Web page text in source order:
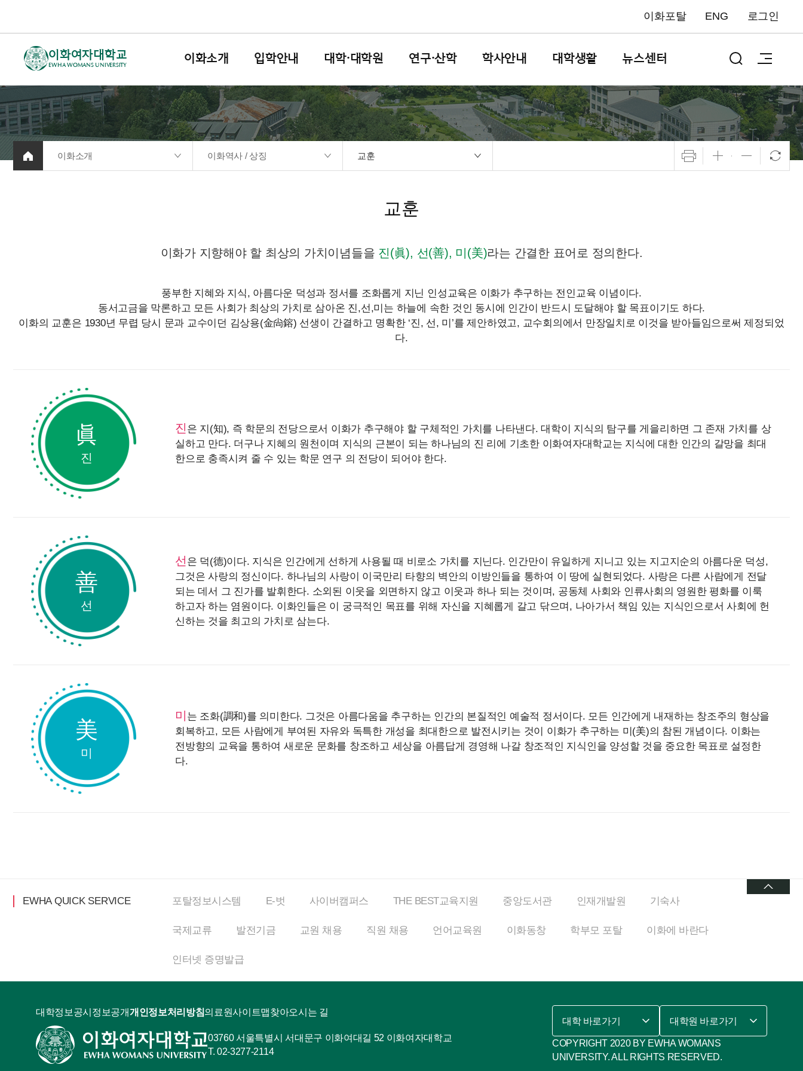
이화포탈 ENG 로그인
이화여자대학교
EWHA WOMANS UNIVERSITY
이화소개 입학안내 대학·대학원 연구·산학 학사안내 대학생활 뉴스센터
이화소개 이화역사 / 상징 교훈
교훈
이화가 지향해야 할 최상의 가치이념들을 진(眞), 선(善), 미(美)라는 간결한 표어로 정의한다.
풍부한 지혜와 지식, 아름다운 덕성과 정서를 조화롭게 지닌 인성교육은 이화가 추구하는 전인교육 이념이다.
동서고금을 막론하고 모든 사회가 최상의 가치로 삼아온 진,선,미는 하늘에 속한 것인 동시에 인간이 반드시 도달해야 할 목표이기도 하다.
이화의 교훈은 1930년 무렵 당시 문과 교수이던 김상용(金尙鎔) 선생이 간결하고 명확한 ‘진, 선, 미’를 제안하였고, 교수회의에서 만장일치로 이것을 받아들임으로써 제정되었
다.
眞
진
진 은 지(知), 즉 학문의 전당으로서 이화가 추구해야 할 구체적인 가치를 나타낸다. 대학이 지식의 탐구를 게을리하면 그 존재 가치를 상
실하고 만다. 더구나 지혜의 원천이며 지식의 근본이 되는 하나님의 진 리에 기초한 이화여자대학교는 지식에 대한 인간의 갈망을 최대
한으로 충족시켜 줄 수 있는 학문 연구 의 전당이 되어야 한다.
善
선
선 은 덕(德)이다. 지식은 인간에게 선하게 사용될 때 비로소 가치를 지닌다. 인간만이 유일하게 지니고 있는 지고지순의 아름다운 덕성,
그것은 사랑의 정신이다. 하나님의 사랑이 이국만리 타향의 벽안의 이방인들을 통하여 이 땅에 실현되었다. 사랑은 다른 사람에게 전달
되는 데서 그 진가를 발휘한다. 소외된 이웃을 외면하지 않고 이웃과 하나 되는 것이며, 공동체 사회와 인류사회의 영원한 평화를 이룩
하고자 하는 염원이다. 이화인들은 이 궁극적인 목표를 위해 자신을 지혜롭게 갈고 닦으며, 나아가서 책임 있는 지식인으로서 사회에 헌
신하는 것을 최고의 가치로 삼는다.
美
미
미 는 조화(調和)를 의미한다. 그것은 아름다움을 추구하는 인간의 본질적인 예술적 정서이다. 모든 인간에게 내재하는 창조주의 형상을
회복하고, 모든 사람에게 부여된 자유와 독특한 개성을 최대한으로 발전시키는 것이 이화가 추구하는 미(美)의 참된 개념이다. 이화는
전방향의 교육을 통하여 새로운 문화를 창조하고 세상을 아름답게 경영해 나갈 창조적인 지식인을 양성할 것을 중요한 목표로 설정한
다.
EWHA QUICK SERVICE 포탈정보시스템 E-벗 사이버캠퍼스 THE BEST교육지원 중앙도서관 인재개발원 기숙사
국제교류 발전기금 교원 채용 직원 채용 언어교육원 이화동창 학부모 포탈 이화에 바란다
인터넷 증명발급
대학정보공시 정보공개개인정보처리방침의료원사이트맵찾아오시는 길
03760 서울특별시 서대문구 이화여대길 52 이화여자대학교
02-3277-2114
대학 바로가기 대학원 바로가기
COPYRIGHT 2020 BY EWHA WOMANS
UNIVERSITY. ALL RIGHTS RESERVED.